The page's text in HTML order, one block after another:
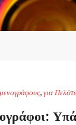
, για